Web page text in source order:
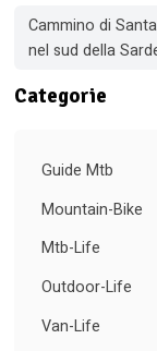
Cammino di
nel sud della
Categorie
Guide Mtb
Mountain-Bike
Mtb-Life
Outdoor-Life
Van-Life